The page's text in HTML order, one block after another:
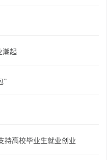
潮起
”
持高校毕业生就业创业